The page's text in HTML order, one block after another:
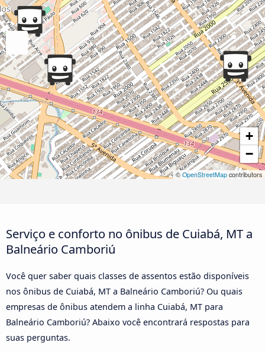
+
−
©OpenStreetMap contributors
Serviço e conforto no ônibus de Cuiabá, MT a
Balneário Camboriú
Você quer saber quais classes de assentos estão disponíveis
nos ônibus de Cuiabá, MT a Balneário Camboriú? Ou quais
empresas de ônibus atendem a linha Cuiabá, MT para
Balneário Camboriú? Abaixo você encontrará respostas para
suas perguntas.